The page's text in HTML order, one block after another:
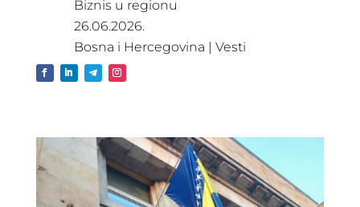
Biznis u regionu
26.06.2026.
Bosna i Hercegovina | Vesti